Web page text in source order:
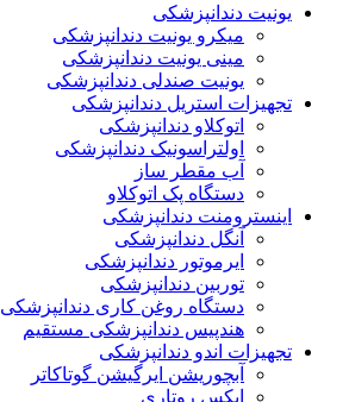
یونیت دندانپزشکی
میکرو یونیت دندانپزشکی
مینی یونیت دندانپزشکی
یونیت صندلی دندانپزشکی
تجهیزات استریل دندانپزشکی
اتوکلاو دندانپزشکی
اولتراسونیک دندانپزشکی
آب مقطر ساز
دستگاه پک اتوکلاو
اینسترومنت دندانپزشکی
آنگل دندانپزشکی
ایرموتور دندانپزشکی
توربین دندانپزشکی
دستگاه روغن کاری دندانپزشکی
هندپیس دندانپزشکی مستقیم
تجهیزات اندو دندانپزشکی
آبچوریشن ایرگیشن گوتاکاتر
اپکس روتاری